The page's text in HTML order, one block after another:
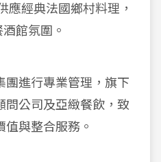
應經典法國鄉村料理，
館氛圍。
團進行專業管理，旗下
問公司及亞緻餐飲，致
值與整合服務。